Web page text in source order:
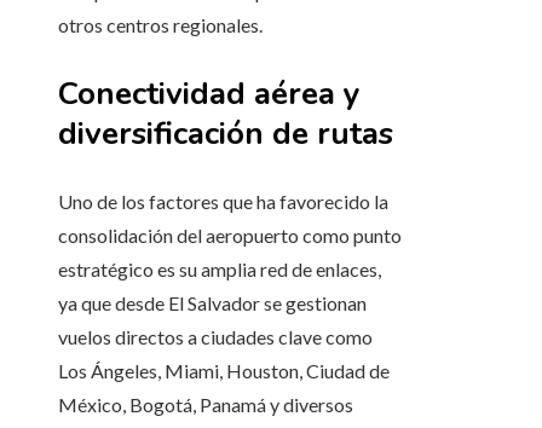
otros centros regionales.
Conectividad aérea y
diversificación de rutas
Uno de los factores que ha favorecido la
consolidación del aeropuerto como punto
estratégico es su amplia red de enlaces,
ya que desde El Salvador se gestionan
vuelos directos a ciudades clave como
Los Ángeles, Miami, Houston, Ciudad de
México, Bogotá, Panamá y diversos